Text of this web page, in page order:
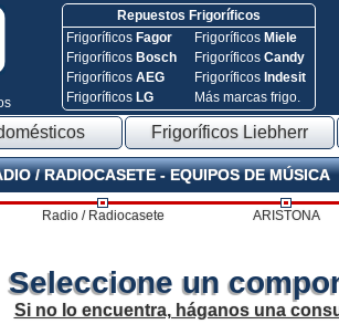
Repuestos Frigoríficos
Frigoríficos Fagor
Frigoríficos Bosch
FrigoríficosAEG
Frigoríficos LG
Frigoríficos Miele
FrigoríficosCandy
Frigoríficos Indesit
Más marcas frigo.
Frigoríficos Liebherr
/ RADIOCASETE - EQUIPOS DE MÚSICA
Radio / Radiocasete ARISTONA
Seleccione un
Si no lo encuentra, háganos una